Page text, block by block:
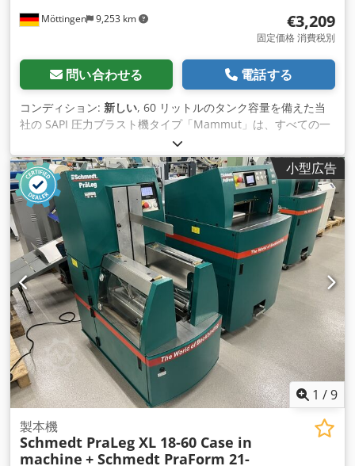
Möttingen 9,253 km €3,209
固定価格 消費税別
問い合わせる 電話する
コンディション: 新しい, 60 リットルのタンク容量を備えた当
社の SAPI 圧力ブラスト機タイプ「Mammut」は、すべての一
般的なブラスト媒体に適しています。ジェット圧力は、恒久的
に設置された圧力レギュ レータを使用して 0.1 ～ 12 bar の範
囲で連続的に調整できます。ブラスト機には水分離器も恒久的
に取り付けられています。これにより、圧縮空気から水分が分
離され、ブラ スト媒体が水分過多によって固まるのを防ぎま
す。 サンドブラスターの安全な操作を確保するために、安全シ
ャットダウン機能が組み込まれています。ブラストホースに取
り付けられたハンドレ バーを操作することで、ブラスト処理を
開始および停止します。 配送に含まれるもの: SAPI 加圧ブラス
ト装置「マムート 60L」 圧力レギュレータ1"、永久的に取り付
けられた 水分離器1"、恒久的に設置 安全シャットダウンSAPI
圧力ブラスト装置の技術データ： 0.1～12barまで正確に調整
可能 Cedpfxowc Afhj Abfeha TÜVテスト済み証明書付き 内外1
インチの固定配管 ゴムシール付きゴムコーティング金属コーン
たっぷりとしたハンドホール ゴム車輪付きシャーシ ブラスト
媒体投与バルブ（一般的なブラスト媒体すべてに適合） 容量60
リットル 全高1,130mm ボイラー直径360 mm 全径700mm 重
量約60キロ 安全停止機能付きSAPI圧力ブラストユニットの利
点 専門協会の規制に準拠しながら、オンとオフの切り替え時間
が最速です。 （VBG 48） 圧力設定は実際のブラスト処理の前
小型広告
1 /9
製本機
Schmedt PraLeg XL 18-60 Case in
machine + Schmedt PraForm 21-